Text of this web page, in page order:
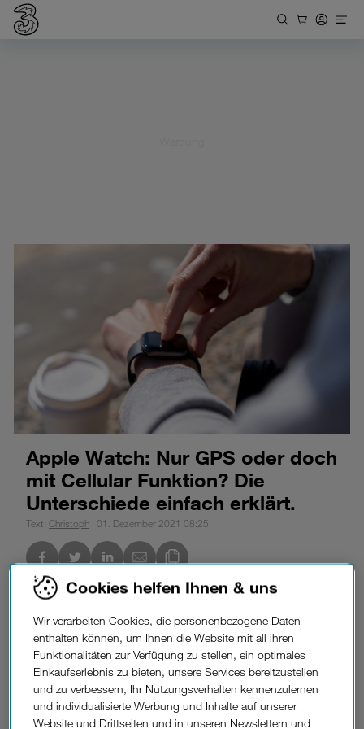
Apple Watch: Nur GPS oder doch
mit Cellular Funktion? Die
Unterschiede einfach erklärt.
Text: Christoph | 01. Dezember 2021 08:25
Link des Blogs kopieren
Sie denken über die Anschaffung einer Apple Watch
verschiedenen Modelle und Ausstattungen verloren? In
diesem Beitrag erklären wir den Unterschied zwischen
der Apple Watch GPS-Version und dem Apple Watch
Modell Cellular + GPS. Außerdem liefern wir Ihnen einen
Überblick über die Funktionen der neuen Apple Watch
Series 9 und der Apple Watch Series SE, um Ihnen die
Cookies helfen Ihnen & uns
Wir verarbeiten Cookies, die personenbezogene Daten
enthalten können, um Ihnen die Website mit all ihren
Funktionalitäten zur Verfügung zu stellen, ein optimales
Einkaufserlebnis zu bieten, unsere Services bereitzustellen
und zu verbessern, Ihr Nutzungsverhalten kennenzulernen
und individualisierte Werbung und Inhalte auf unserer
Website und Drittseiten und in unseren Newslettern und